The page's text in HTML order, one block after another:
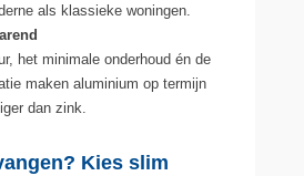
als klassieke woningen.
het minimale onderhoud én de
maken aluminium op termijn
dan zink.
Kies slim